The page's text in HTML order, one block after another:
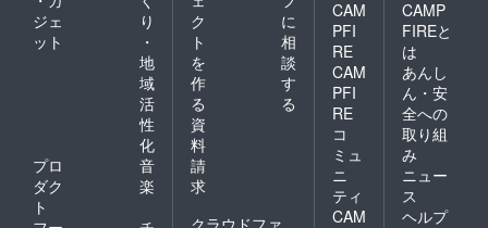
ジェ
ット
り
・
地
域
活
性
化
プロ
ダク
ト
音
楽
ク
ト
を
作
る
に
相
談
す
る
資
料
請
求
クラウドファ
CAM
PFI
RE
CAM
PFI
RE
コ
ミュ
ニ
ティ
CAM
CAMP
FIREと
は
あんし
ん・安
全への
取り組
み
ニュー
ス
ヘルプ